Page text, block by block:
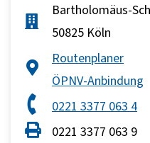
Bartholomäus-
50825 Köln
Routenplaner
ÖPNV-Anbindung
0221 3377 063 4
0221 3377 063 9